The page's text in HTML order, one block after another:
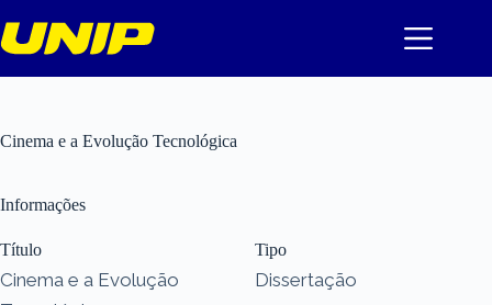
para
o
Cinema e a Evolução Tecnológica
Informações
Título
Cinema e a Evolução
Tipo
Dissertação